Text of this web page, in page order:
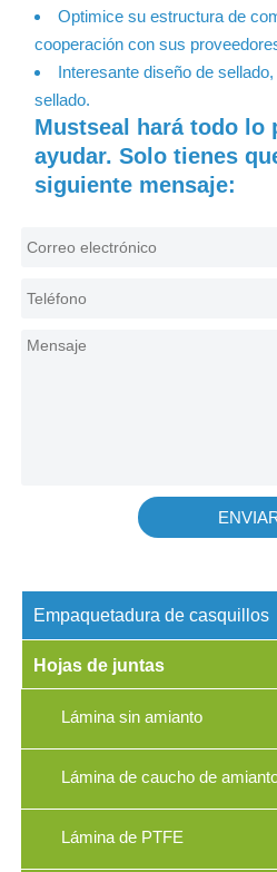
Optimice su estructura de
cooperación con sus
Interesante diseño de
sellado.
Mustseal hará todo lo
ayudar. Solo tienes
siguiente mensaje:
Empaquetadura de casquillos
Hojas de juntas
Lámina sin amianto
Lámina de caucho de
Lámina de PTFE